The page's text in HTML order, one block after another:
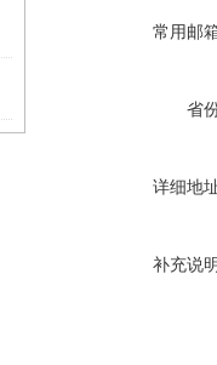
常用邮
省
详细地
补充说